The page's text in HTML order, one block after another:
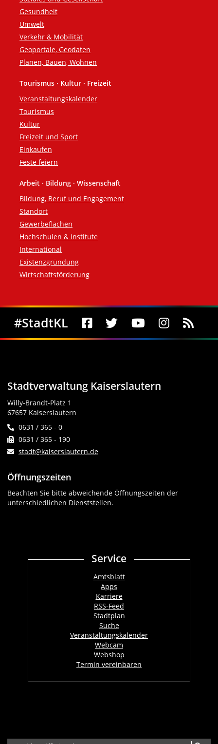
Gesundheit
Umwelt
Verkehr & Mobilität
Geoportale, Geodaten
Planen, Bauen, Wohnen
Tourismus · Kultur · Freizeit
Veranstaltungskalender
Tourismus
Kultur
Freizeit und Sport
Einkaufen
Feste feiern
Arbeit · Bildung · Wissenschaft
Bildung, Beruf und Engagement
Standort
Gewerbeflächen
Hochschulen & Institute
International
Existenzgründung
Wirtschaftsförderung
Social Media
#StadtKL
Stadtverwaltung Kaiserslautern
Willy-Brandt-Platz 1
67657 Kaiserslautern
0631 / 365 - 0
0631 / 365 - 190
stadt@kaiserslautern.de
Öffnungszeiten
Beachten Sie bitte abweichende Öffnungszeiten der
unterschiedlichen Dienststellen.
Service
Amtsblatt
Apps
Karriere
RSS-Feed
Stadtplan
Suche
Veranstaltungskalender
Webcam
Webshop
Termin vereinbaren